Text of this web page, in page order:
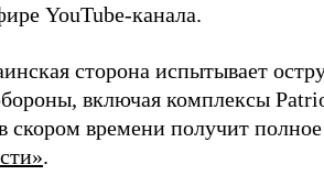
YouTube-канала.
сторона испытывает
включая комплексы
скором времени получит полное
.